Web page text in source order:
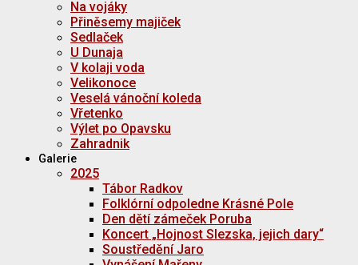
Na vojáky
Přiněsemy majiček
Sedlaček
U Dunaja
V kolaji voda
Velikonoce
Veselá vánoční koleda
Vřetenko
Výlet po Opavsku
Zahradnik
Galerie
2025
Tábor Radkov
Folklórní odpoledne Krásné Pole
Den dětí zámeček Poruba
Koncert „Hojnost Slezska, jejich dary“
Soustředění Jaro